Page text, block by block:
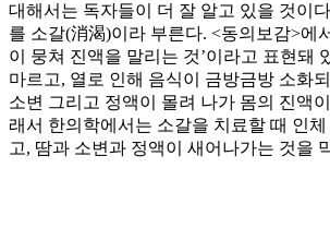
대해서는 독자들이 더 잘 알고 있을 것이
를 소갈(消渴)이라 부른다. <동의보감>에
이 뭉쳐 진액을 말리는 것’이라고 표현돼
마르고, 열로 인해 음식이 금방금방 소화
소변 그리고 정액이 몰려 나가 몸의 진액
래서 한의학에서는 소갈을 치료할 때 인체
고, 땀과 소변과 정액이 새어나가는 것을